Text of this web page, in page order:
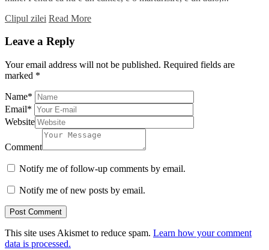
Clipul zilei Read More
Leave a Reply
Your email address will not be published. Required fields are
marked *
Name*
Email*
Website
Comment
Notify me of follow-up comments by email.
Notify me of new posts by email.
This site uses Akismet to reduce spam. Learn how your comment
data is processed.